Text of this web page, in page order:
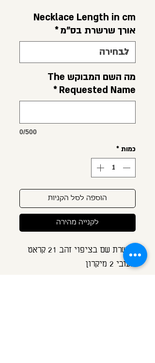
Necklace Length in cm
אורך שרשרת בס"מ*
מה השם המבוקש The
Requested Name
*
0/500
כמות *
הוספה לסל הקניות
לקנייה מהירה
שרשרת שם בציפוי זהב 21 קראט
בעובי 2 מיקרון